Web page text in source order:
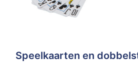
Speelkaarten en